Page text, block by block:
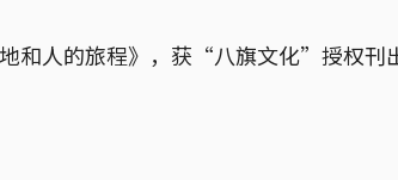
和人的旅程》，获“八旗文化”授权刊